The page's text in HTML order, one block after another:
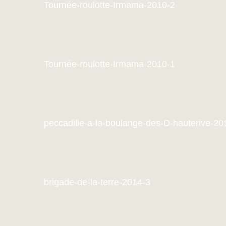
Tournée-roulotte-Irmama-2010-2
Tournée-roulotte-Irmama-2010-1
peccadille-a-la-boulange-des-D-hauterive-
brigade-de-la-terre-2014-3